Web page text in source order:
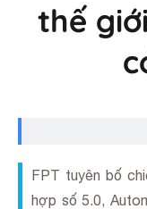
thế
FPT tuyên bố
hợp số 5.0,